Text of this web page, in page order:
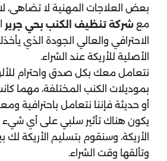
بعض العلاجات المهنية لا تضاهى،
مع شركة تنظيف الكنب بحي جرير
الاحترافي والعالي الجودة الذي
الأصلية للأريكة عند الشراء.
نتعامل معك بكل صدق واحترام
بموديلات الكنب المختلفة، مهما
أو حديثة فإننا نتعامل باحترافية
يكون هناك تأثير سلبي على أي شيء
الأريكة، وسنقوم بتسليم الأريكة لك
وتألقها وقت الشراء.